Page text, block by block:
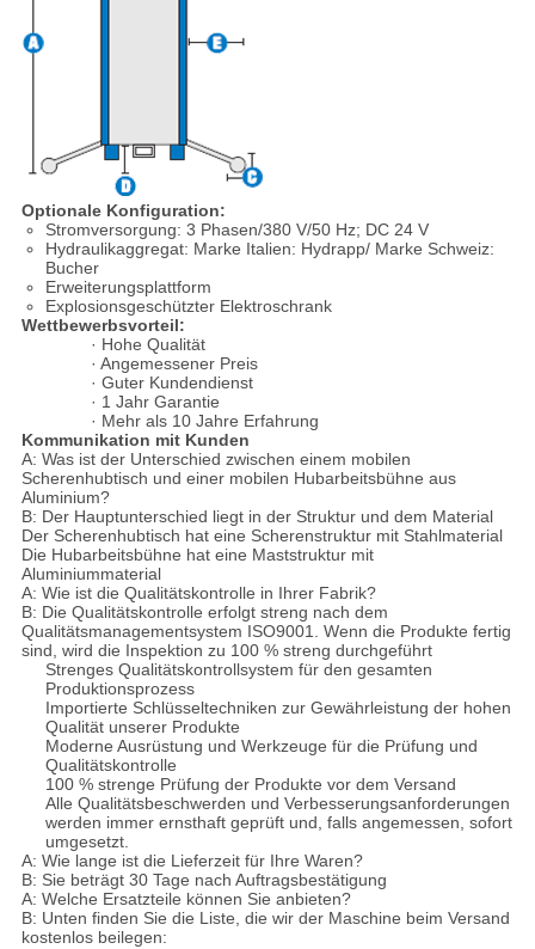
Optionale Konfiguration:
Stromversorgung: 3 Phasen/380 V/50 Hz; DC 24 V
Hydraulikaggregat: Marke Italien: Hydrapp/ Marke Schweiz:
Bucher
Erweiterungsplattform
Explosionsgeschützter Elektroschrank
Wettbewerbsvorteil:
· Hohe Qualität
· Angemessener Preis
· Guter Kundendienst
· 1 Jahr Garantie
· Mehr als 10 Jahre Erfahrung
Kommunikation mit Kunden
A: Was ist der Unterschied zwischen einem mobilen
Scherenhubtisch und einer mobilen Hubarbeitsbühne aus
Aluminium?
B: Der Hauptunterschied liegt in der Struktur und dem Material
Der Scherenhubtisch hat eine Scherenstruktur mit Stahlmaterial
Die Hubarbeitsbühne hat eine Maststruktur mit
Aluminiummaterial
A: Wie ist die Qualitätskontrolle in Ihrer Fabrik?
B: Die Qualitätskontrolle erfolgt streng nach dem
Qualitätsmanagementsystem ISO9001. Wenn die Produkte fertig
sind, wird die Inspektion zu 100 % streng durchgeführt
Strenges Qualitätskontrollsystem für den gesamten
Produktionsprozess
Importierte Schlüsseltechniken zur Gewährleistung der hohen
Qualität unserer Produkte
Moderne Ausrüstung und Werkzeuge für die Prüfung und
Qualitätskontrolle
100 % strenge Prüfung der Produkte vor dem Versand
Alle Qualitätsbeschwerden und Verbesserungsanforderungen
werden immer ernsthaft geprüft und, falls angemessen, sofort
umgesetzt.
A: Wie lange ist die Lieferzeit für Ihre Waren?
B: Sie beträgt 30 Tage nach Auftragsbestätigung
A: Welche Ersatzteile können Sie anbieten?
B: Unten finden Sie die Liste, die wir der Maschine beim Versand
kostenlos beilegen: